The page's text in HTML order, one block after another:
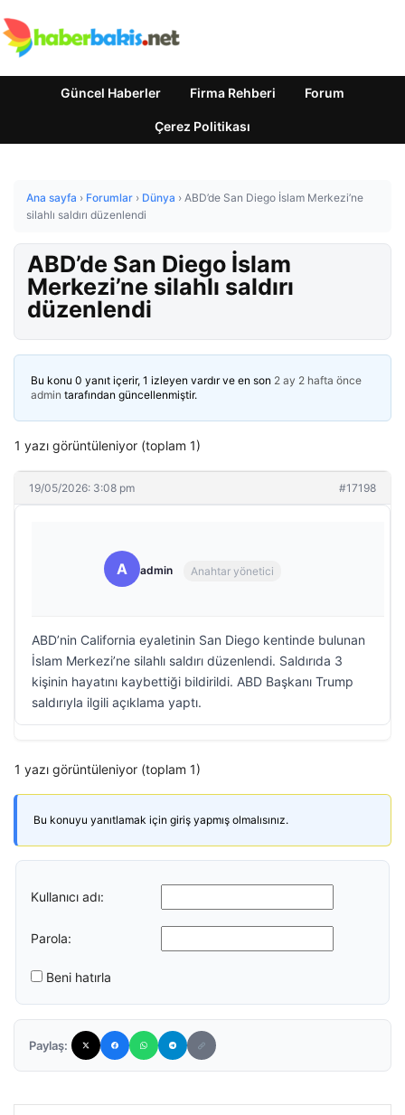
Güncel Haberler Firma Rehberi Forum
Çerez Politikası
Ana sayfa › Forumlar › Dünya › ABD’de San Diego İslam Merkezi’ne
silahlı saldırı düzenlendi
ABD’de San Diego İslam
Merkezi’ne silahlı saldırı
düzenlendi
Bu konu 0 yanıt içerir, 1 izleyen vardır ve en son 2 ay 2 hafta önce
admin tarafından güncellenmiştir.
1 yazı görüntüleniyor (toplam 1)
19/05/2026: 3:08 pm #17198
A admin Anahtar yönetici
ABD’nin California eyaletinin San Diego kentinde bulunan
İslam Merkezi’ne silahlı saldırı düzenlendi. Saldırıda 3
kişinin hayatını kaybettiği bildirildi. ABD Başkanı Trump
saldırıyla ilgili açıklama yaptı.
1 yazı görüntüleniyor (toplam 1)
Bu konuyu yanıtlamak için giriş yapmış olmalısınız.
Kullanıcı adı:
Parola:
Beni hatırla
Paylaş: